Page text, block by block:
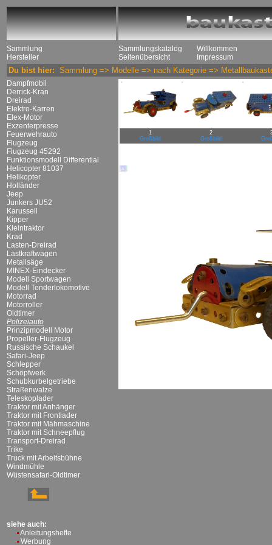
Sammlung
Hersteller
Sammlungskatalog
Seitenübersicht
Willkommen
Impressum
Du bist hier: Sammlung => Modelle => nach Kategorie =>
Dampfmobil
Derrick-Kran
Dreirad
Elektro-Karren
Elex-Motor
Exzenterpresse
Feuerwehrauto
Flugzeug
Flugzeug 45292
Funktionsmodell Differential
Helicopter 81037
Helikopter
Holländer
Jeep
Junkers JU52
Karussell
Kipper
Kleintraktor
Krad
Lasten-Dreirad
Lastkraftwagen
Metallsäge
MINEX-Eindecker
Modell Sportwagen
Modell Tenderlokomotive
Motorrad
Motorroller
Oldtimer
Polizeiauto
Prinzipmodell Motor
Propeller-Flugzeug
Russische Schaukel
Safari-Jeep
Schlepper
Schöpfwerk
Schubkurbelgetriebe
Straßenwalze
Teleskoplader
Traktor mit Anhänger
Traktor mit Frontlader
Traktor mit Mähmaschine
Traktor mit Schneepflug
Transport-Dreirad
Trike
Truck mit Arbeitsbühne
Windmühle
Wüstensafari-Oldtimer
siehe auch:
Anleitungshefte
Werbung
1
Großbild
2
Großbild